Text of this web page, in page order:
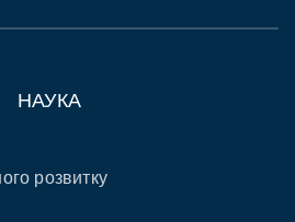
НАУКА
розвитку